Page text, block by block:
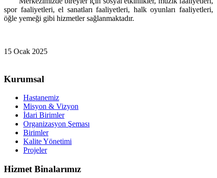
spor faaliyetleri, el sanatları faaliyetleri, halk oyunları faaliyetleri,
öğle yemeği gibi hizmetler sağlanmaktadır.
15 Ocak 2025
Kurumsal
Hastanemiz
Misyon & Vizyon
İdari Birimler
Organizasyon Şeması
Birimler
Kalite Yönetimi
Projeler
Hizmet Binalarımız